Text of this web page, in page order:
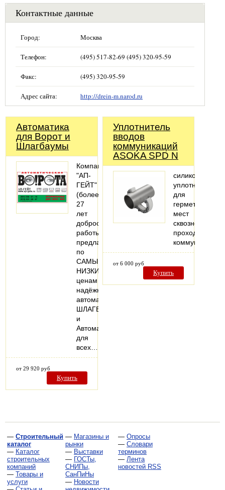
Контактные данные
Город: Москва
Телефон: (495) 517-82-69 (495) 320-95-59
Факс: (495) 320-95-59
Адрес сайта: http://drein-m.narod.ru
Автоматика
для Ворот и
Шлагбаумы
Компания
"АП-
ГЕЙТ"
(более
27
лет
добросовестной
работы)
предлагает
по
САМЫМ
НИЗКИМ
ценам
надёжные
автоматические
ШЛАГБАУМЫ
и
Автоматику
для
всех…
от 29 920 руб
Купить
Уплотнитель
вводов
коммуникаций
ASOKA SPD N
силиконовый
уплотнитель
для
герметизации
мест
сквозного
прохода
коммуникаций
от 6 000 руб
Купить
— Строительный
каталог
— Каталог
строительных
компаний
— Товары и
услуги
— Магазины и
рынки
— Выставки
— ГОСТы,
СНИПы,
СанПиНы
— Новости
— Опросы
— Словари
терминов
— Лента
новостей RSS